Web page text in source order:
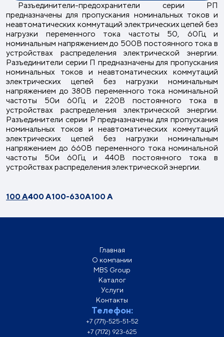
Разъединители-предохранители серии РП
предназначены для пропускания номинальных токов и
неавтоматических коммутаций электрических цепей без
нагрузки переменного тока частоты 50, 60Гц и
номинальным напряжением до 500В постоянного тока в
устройствах распределения электрической энергии.
Разъединители серии П предназначены для пропускания
номинальных токов и неавтоматических коммутаций
электрических цепей без нагрузки номинальным
напряжением до 380В переменного тока номинальной
частоты 50и 60Гц и 220В постоянного тока в
устройствах распределения электрической энергии.
Разъединители серии Р предназначены для пропускания
номинальных токов и неавтоматических коммутаций
электрических цепей без нагрузки номинальным
напряжением до 660В переменного тока номинальной
частоты 50и 60Гц и 440В постоянного тока в
устройствах распределения электрической энергии.
100 А400 А100-630А100 А
Главная
О компании
MBS Group
Каталог
Услуги
Контакты
Телефон:
+7 (771)-525-51-52
+7 (7172) 923-625